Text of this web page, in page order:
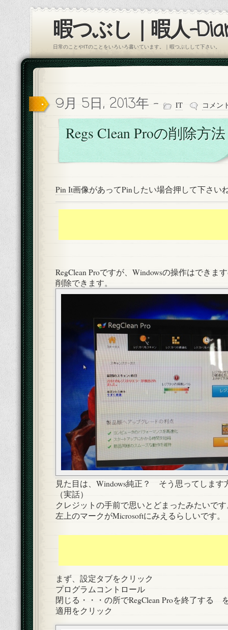
暇つぶし｜暇人-
日常のことやITのことをいろいろ書いています。｜暇つぶしして下さい。
9月 5日, 2013年 - IT コメン
Regs Clean Proの削除方法
Pin It画像があってPinしたい場合押して下さい
RegClean Proですが、Windowsの操作はできま
削除できます。
見た目は、Windows純正？ そう思ってします
（実話）
クレジットの手前で思いとどまったみたいで
左上のマークがMicrosoftにみえるらしいです。
まず、設定タブをクリック
プログラムコントロール
閉じる・・・の所でRegClean Proを終了する
適用をクリック